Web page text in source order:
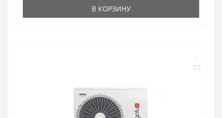
В КОРЗИНУ